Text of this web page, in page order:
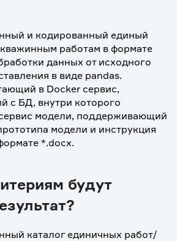
и кодированный единый
работам в формате
данных от исходного
в виде pandas.
в Docker сервис,
с БД, внутри которого
модели, поддерживающий
модели и инструкция
*.docx.
будут
каталог единичных работ/